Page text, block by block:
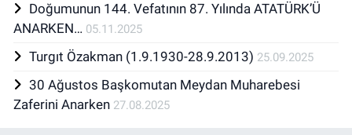
Doğumunun 144. Vefatının 87. Yılında ATATÜRK’Ü
ANARKEN… 05.11.2025
Turgıt Özakman (1.9.1930-28.9.2013) 25.09.2025
30 Ağustos Başkomutan Meydan Muharebesi
Zaferini Anarken 27.08.2025